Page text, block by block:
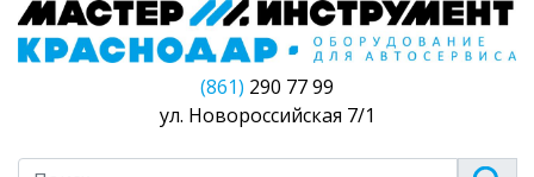
(861) 290 77 99
ул. Новороссийская 7/1